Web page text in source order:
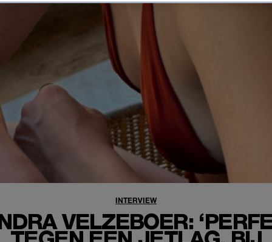
INTERVIEW
VELZEBOER: